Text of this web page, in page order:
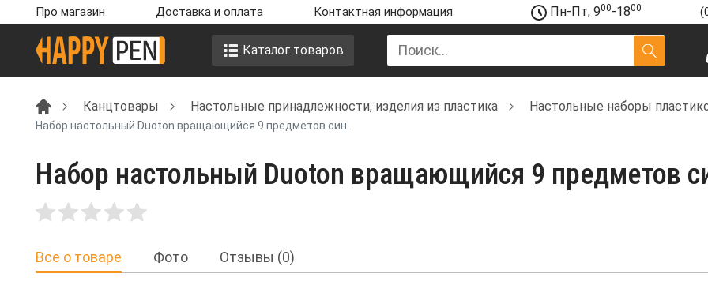
Про магазин Доставка и оплата Контактная информация Пн-Пт, 900-1800
Каталог товаров
Канцтовары Настольные принадлежности, изделия из пластика Настольные наборы
Набор настольный Duoton вращающийся 9 предметов син.
Набор настольный Duoton вращающийся 9 предметов
Все о товаре Фото Отзывы (0)